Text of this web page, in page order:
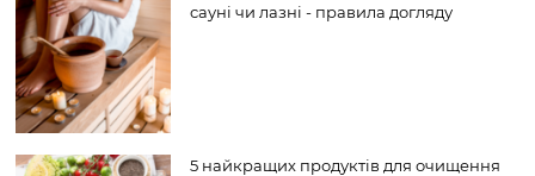
сауні чи лазні - правила догляду
5 найкращих продуктів для очищення